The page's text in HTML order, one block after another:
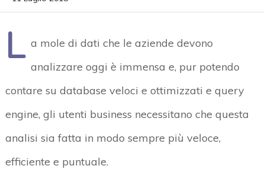
L a mole di dati che le aziende devono
analizzare oggi è immensa e, pur potendo
contare su database veloci e ottimizzati e query
engine, gli utenti business necessitano che questa
analisi sia fatta in modo sempre più veloce,
efficiente e puntuale.